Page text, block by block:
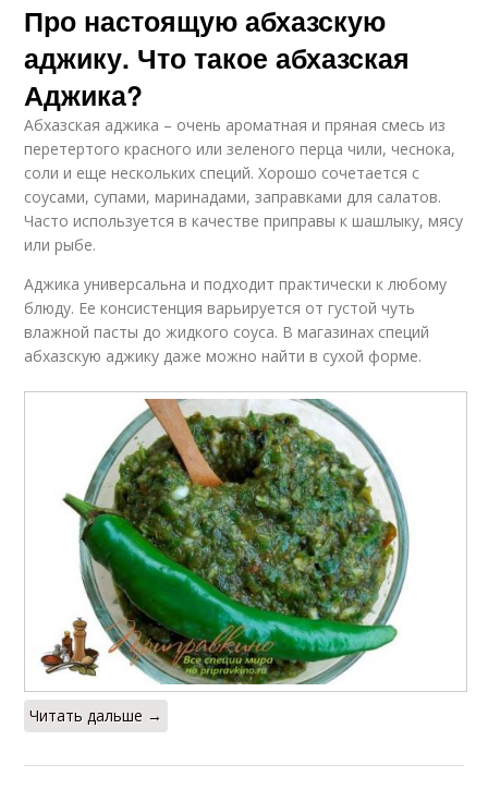
Про настоящую абхазскую
аджику. Что такое абхазская
Аджика?
Абхазская аджика – очень ароматная и пряная смесь из
перетертого красного или зеленого перца чили, чеснока,
соли и еще нескольких специй. Хорошо сочетается с
соусами, супами, маринадами, заправками для салатов.
Часто используется в качестве приправы к шашлыку, мясу
или рыбе.
Аджика универсальна и подходит практически к любому
блюду. Ее консистенция варьируется от густой чуть
влажной пасты до жидкого соуса. В магазинах специй
абхазскую аджику даже можно найти в сухой форме.
Читать дальше →